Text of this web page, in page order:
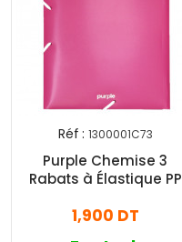
Réf : 1300001C73
Purple Chemise 3
Rabats à Élastique PP
1,900 DT